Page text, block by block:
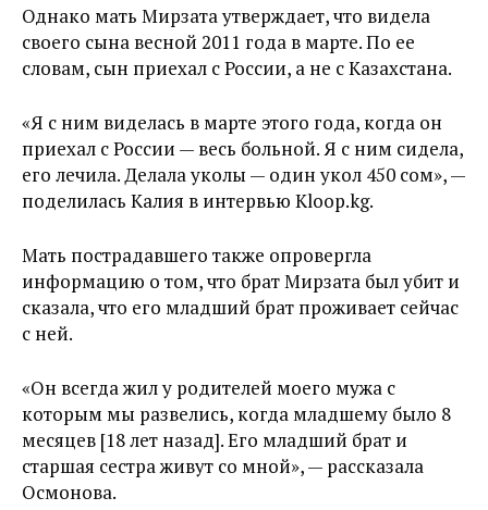
Однако мать Мирзата утверждает, что видела
своего сына весной 2011 года в марте. По ее
словам, сын приехал с России, а не с Казахстана.
«Я с ним виделась в марте этого года, когда он
приехал с России — весь больной. Я с ним сидела,
его лечила. Делала уколы — один укол 450 сом», —
поделилась Калия в интервью Kloop.kg.
Мать пострадавшего также опровергла
информацию о том, что брат Мирзата был убит и
сказала, что его младший брат проживает сейчас
с ней.
«Он всегда жил у родителей моего мужа с
которым мы развелись, когда младшему было 8
месяцев [18 лет назад]. Его младший брат и
старшая сестра живут со мной», — рассказала
Осмонова.